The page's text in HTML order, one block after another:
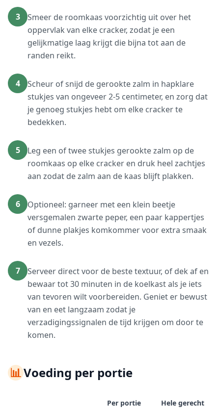
3
Smeer de roomkaas voorzichtig uit over het
oppervlak van elke cracker, zodat je een
gelijkmatige laag krijgt die bijna tot aan de
randen reikt.
4
Scheur of snijd de gerookte zalm in hapklare
stukjes van ongeveer 2-5 centimeter, en zorg dat
je genoeg stukjes hebt om elke cracker te
bedekken.
5
Leg een of twee stukjes gerookte zalm op de
roomkaas op elke cracker en druk heel zachtjes
aan zodat de zalm aan de kaas blijft plakken.
6
Optioneel: garneer met een klein beetje
versgemalen zwarte peper, een paar kappertjes
of dunne plakjes komkommer voor extra smaak
en vezels.
7
Serveer direct voor de beste textuur, of dek af en
bewaar tot 30 minuten in de koelkast als je iets
van tevoren wilt voorbereiden. Geniet er bewust
van en eet langzaam zodat je
verzadigingssignalen de tijd krijgen om door te
komen.
📊Voeding per portie
Per portie Hele gerecht